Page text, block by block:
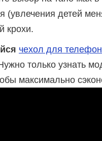
(увлечения детей
крохи.
чехол для
только узнать
максимально